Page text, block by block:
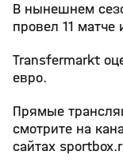
В нынешнем
провел 11 матче
Transfermarkt
евро.
Прямые
смотрите на
сайтах